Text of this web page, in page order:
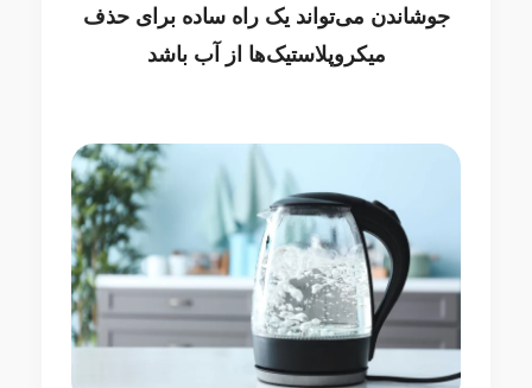
جوشاندن می‌تواند یک راه ساده برای حذف
میکروپلاستیک‌ها از آب باشد